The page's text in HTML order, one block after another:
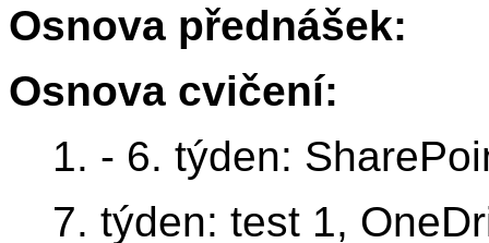
Osnova přednášek:
Osnova cvičení:
1. - 6. týden:
7. týden: test 1,